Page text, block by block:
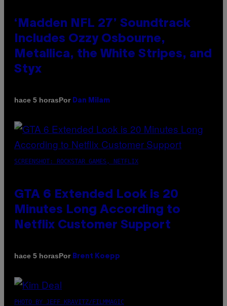
‘Madden NFL 27’ Soundtrack
Includes Ozzy Osbourne,
Metallica, the White Stripes, and
Styx
hace 5 horasPor Dan Milam
SCREENSHOT: ROCKSTAR GAMES, NETFLIX
GTA 6 Extended Look is 20
Minutes Long According to
Netflix Customer Support
hace 5 horasPor Brent Koepp
PHOTO BY JEFF KRAVITZ/FILMMAGIC